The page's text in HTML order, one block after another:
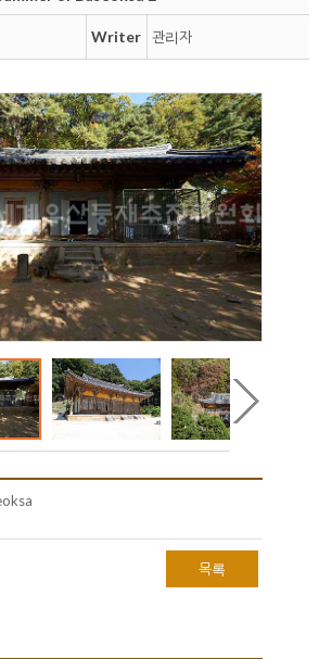
Writer 관리자
목록